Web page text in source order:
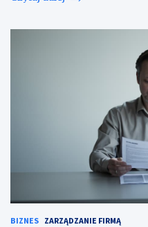
BIZNES ZARZĄDZANIE FIRMĄ